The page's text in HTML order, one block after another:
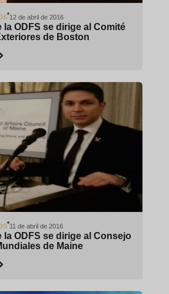
12 de abril de 2016
la ODFS se dirige al Comité
de Boston
11 de abril de 2016
la ODFS se dirige al Consejo
de Maine